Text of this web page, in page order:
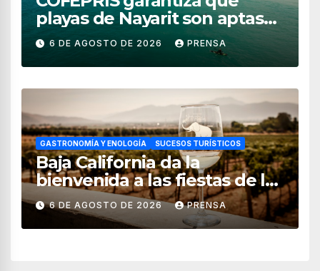
playas de Nayarit son aptas
para uso recreativo
6 DE AGOSTO DE 2026 PRENSA
GASTRONOMÍA Y ENOLOGÍA SUCESOS TURÍSTICOS
Baja California da la
bienvenida a las fiestas de la
vendimia 2026
6 DE AGOSTO DE 2026 PRENSA